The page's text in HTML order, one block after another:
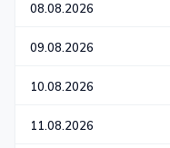
08.08.2026
09.08.2026
10.08.2026
11.08.2026